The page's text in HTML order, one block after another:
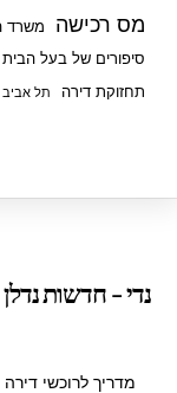
מס רכישה משרד
סיפורים של בעל הבית
תחזוקת דירה
תל אביב
נדי - חדשות
מדריך לרוכשי דירה